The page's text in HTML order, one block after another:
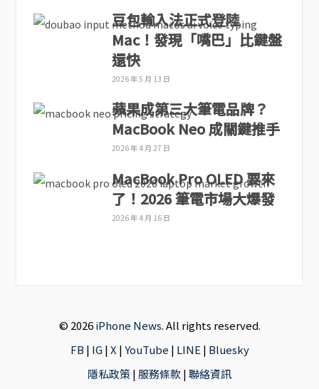
豆包輸入法正式登陸
Mac！發現「嘴巴」比鍵盤
還快
2026 年 5 月 13 日
蘋果成第三大筆電品牌？
MacBook Neo 成關鍵推手
2026 年 4 月 27 日
MacBook Pro OLED 要來
了！2026 筆電市場大爆發
2026 年 4 月 16 日
© 2026iPhone News. All rights reserved.
FB | IG|X |YouTube | LINE | Bluesky
隱私政策| 服務條款|聯絡資訊